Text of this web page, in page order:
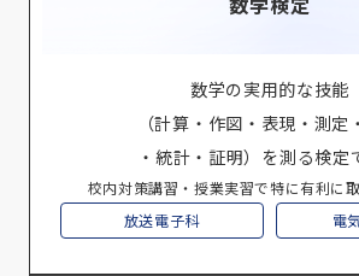
数学の実用的な技能
（計算・作図・表現・測定
・統計・証明）を測る検定
校内対策講習・授業実習で特に有利に
放送電子科 電